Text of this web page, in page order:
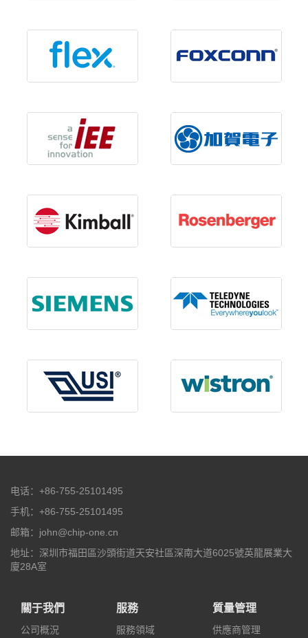
电话：+86-755-25101495
手机：+86-755-25101495
邮箱：john@chip-one.cn
地址：深圳市福田區沙頭街道天安社區深南大道6025號英龍展業大
廈28A室
關于我們
公司概況
服務
服務領域
質量管理
供應商管理